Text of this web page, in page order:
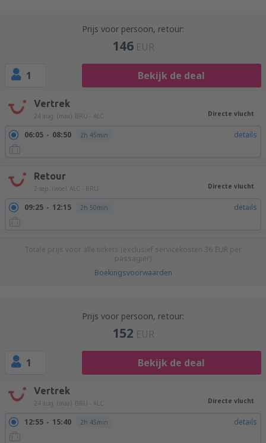
Prijs voor persoon, retour:
146 EUR
1 Bekijk de deal
Vertrek
24 aug. (maa) BRU - ALC Directe vlucht
06:05 08:50 2h 45min details
Retour
2 sep. (woe) ALC - BRU Directe vlucht
09:25 12:15 2h 50min details
Totale prijs voor alle tickets (exclusief servicekosten 36 EUR per
passagier)
Boekingsvoorwaarden
Prijs voor persoon, retour:
152 EUR
1 Bekijk de deal
Vertrek
24 aug. (maa) BRU - ALC Directe vlucht
12:55 15:40 2h 45min details